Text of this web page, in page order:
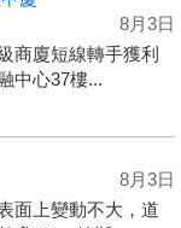
8月3日
商廈短線轉手獲利
中心37樓...
8月3日
面上變動不大，道